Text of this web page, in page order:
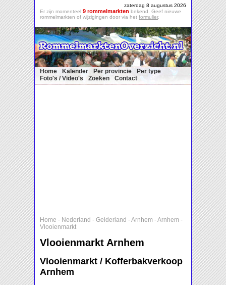
zaterdag 8 augustus 2026
Er zijn momenteel 9 rommelmarkten bekend. Geef nieuwe
rommelmarkten of wijzigingen door via het formulier.
Home Kalender Per provincie
Per type
Foto's / Video's
Zoeken Contact
Home - Nederland - Gelderland -Arnhem -Arnhem -
Vlooienmarkt
Vlooienmarkt Arnhem
Vlooienmarkt / Kofferbakverkoop
Arnhem